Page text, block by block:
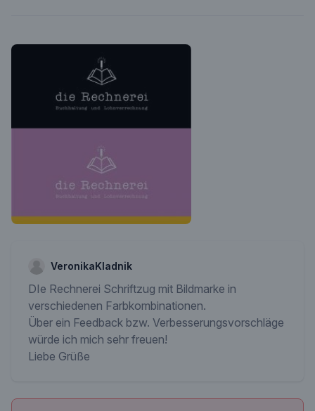
VeronikaKladnik
DIe Rechnerei Schriftzug mit Bildmarke in
verschiedenen Farbkombinationen.
Über ein Feedback bzw. Verbesserungsvorschläge
würde ich mich sehr freuen!
Liebe Grüße